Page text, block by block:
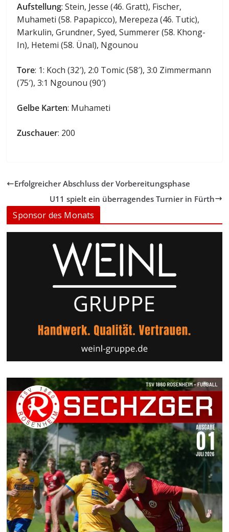
Aufstellung: Stein, Jesse (46. Gratt), Fischer,
Muhameti (58. Papapicco), Merepeza (46. Tutic),
Markulin, Grundner, Syed, Summerer (58. Khong-
In), Hetemi (58. Ünal), Ngounou
Tore: 1: Koch (32′), 2:0 Tomic (58′), 3:0 Zimmermann
(75′), 3:1 Ngounou (90′)
Gelbe Karten: Muhameti
Zuschauer: 200
Erfolgreicher Abschluss der Vorbereitungsphase
U11 spielt ein überragendes Turnier in Fürth
Sponsor des Monats